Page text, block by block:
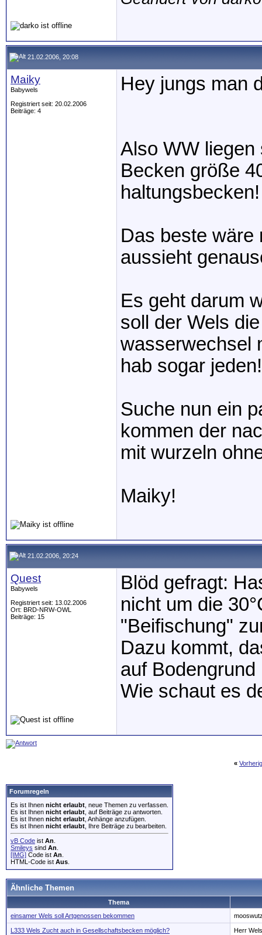
21.02.2006, 20:08
Maiky
Babywels
Registriert seit: 20.02.2006
Beiträge: 4
Hey jungs man
Also WW liegen
Becken größe
haltungsbecken!
Das beste wäre
aussieht
Es geht darum
soll der Wels
wasserwechsel
hab sogar jeden!
Suche nun ein
kommen der
mit wurzeln
Maiky!
21.02.2006, 20:24
Quest
Babywels
Registriert seit: 13.02.2006
Ort: BRD-NRW-OWL
Beiträge: 15
Blöd gefragt:
nicht um die
"Beifischung"
Dazu kommt,
auf
Wie schaut es
«
Forumregeln
Es ist Ihnen nicht erlaubt , neue Themen zu verfassen.
Es ist Ihnen nicht erlaubt , auf Beiträge zu antworten.
Es ist Ihnen nicht erlaubt , Anhänge anzufügen.
Es ist Ihnen nicht erlaubt , Ihre Beiträge zu bearbeiten.
vB Code ist An
Smileys sind An
[IMG] Code ist An
HTML-Code ist Aus
Ähnliche Themen
Thema
einsamer Wels soll Artgenossen bekommen
L333 Wels Zucht auch in Gesellschaftsbecken möglich? Herr Wels